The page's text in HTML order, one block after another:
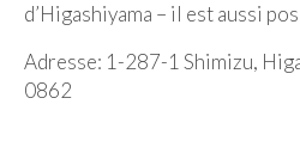
EUROPE
d’Higashiyama – il est aussi
Adresse: 1-287-1 Shimizu,
0862